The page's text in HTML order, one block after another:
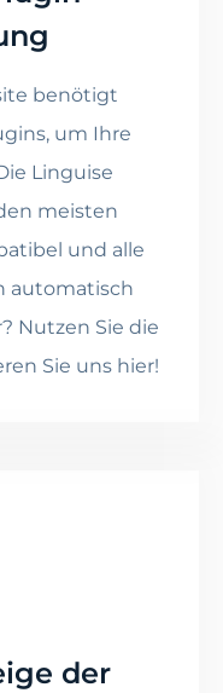
benötigt
um Ihre
Linguise
meisten
und alle
automatisch
Nutzen Sie die
Sie uns hier!
der